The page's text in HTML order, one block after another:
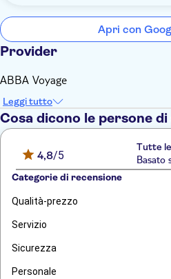
Apri con
Provider
ABBA Voyage
Leggi tutto
Cosa dicono le persone
4,8/5
Tutte
Basato
Categorie di recensione
Qualità-prezzo
Servizio
Sicurezza
Personale